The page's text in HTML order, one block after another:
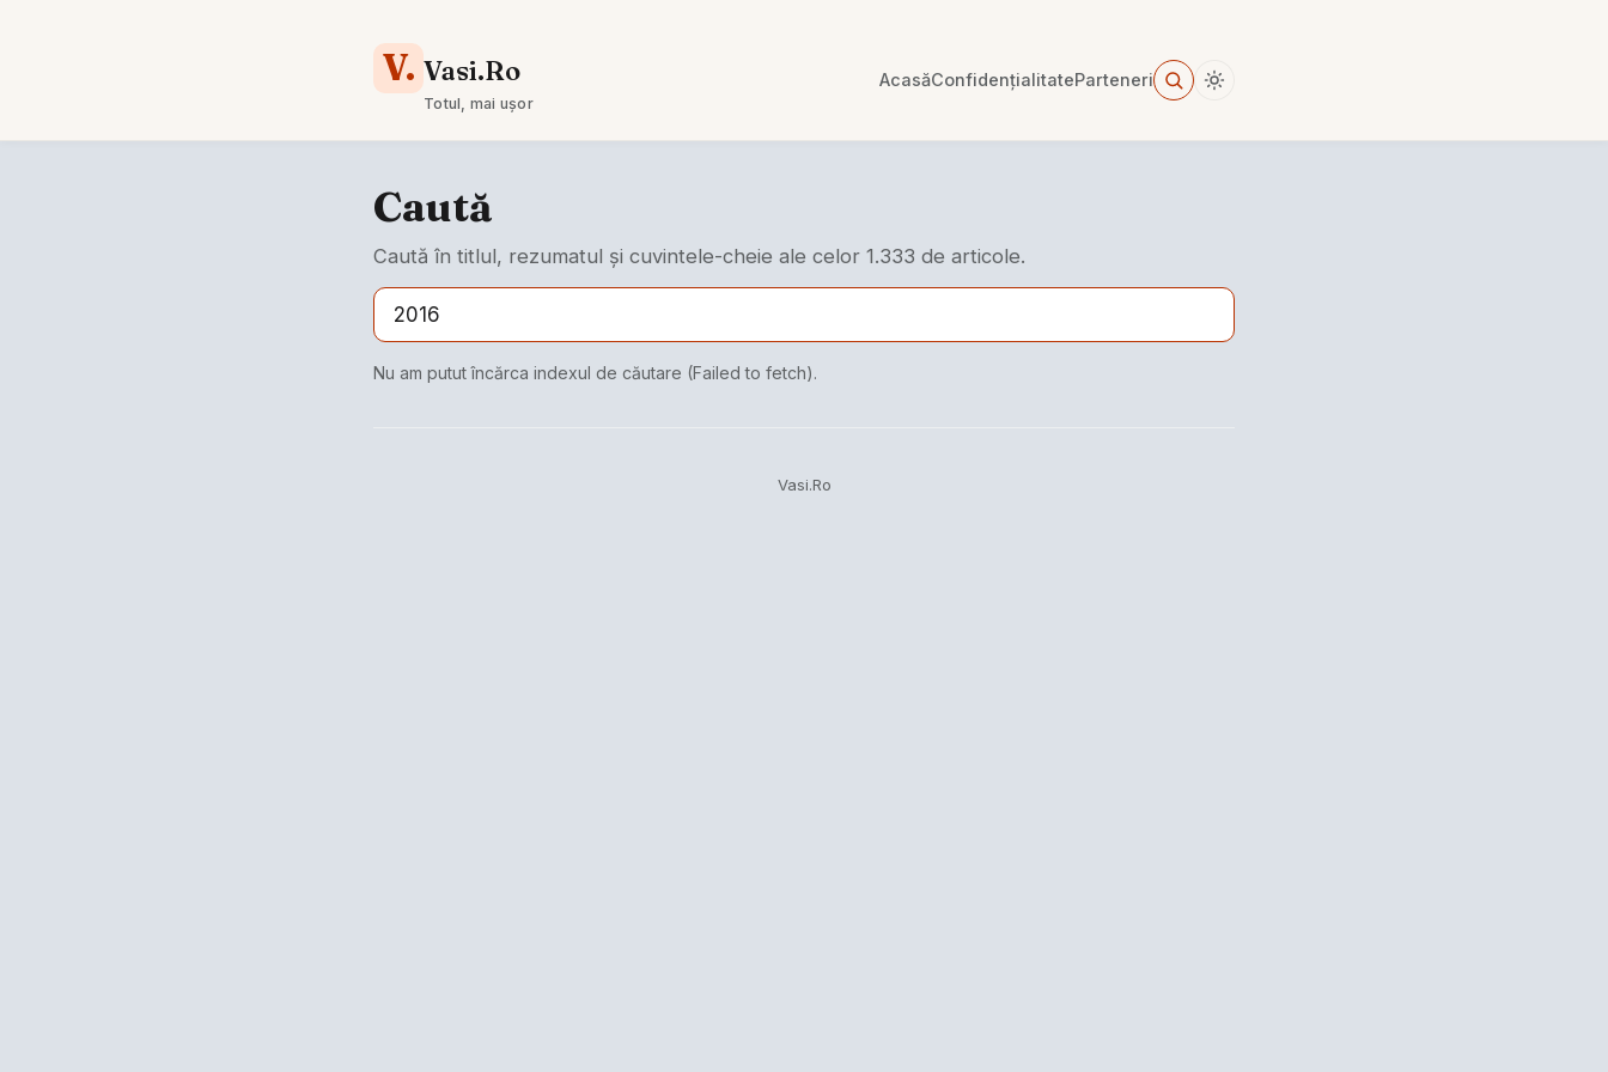
V. Vasi.Ro
Totul, mai ușor
AcasăConfidențialitateParteneri
Caută
Caută în titlul, rezumatul și cuvintele-cheie ale celor 1.333 de articole.
Nu am putut încărca indexul de căutare (Failed to fetch).
Vasi.Ro